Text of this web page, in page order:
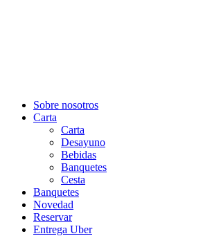
Sobre nosotros
Carta
Carta
Desayuno
Bebidas
Banquetes
Cesta
Banquetes
Novedad
Reservar
Entrega Uber